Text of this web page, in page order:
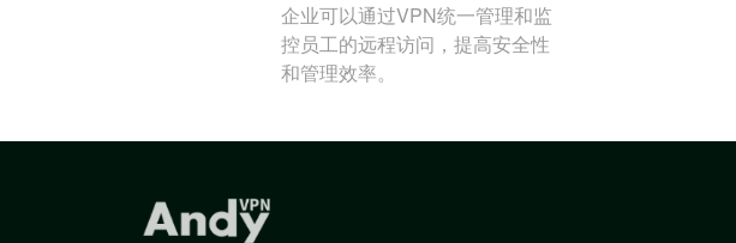
企业可以通过VPN统一管理和监
控员工的远程访问，提高安全性
和管理效率。